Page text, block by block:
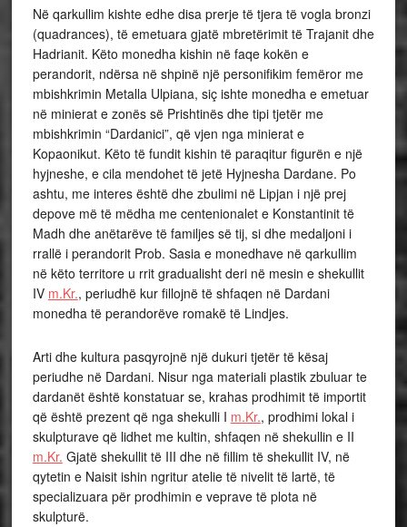
Në qarkullim kishte edhe disa prerje të tjera të vogla bronzi
(quadrances), të emetuara gjatë mbretërimit të Trajanit dhe
Hadrianit. Këto monedha kishin në faqe kokën e
perandorit, ndërsa në shpinë një personifikim femëror me
mbishkrimin Metalla Ulpiana, siç ishte monedha e emetuar
në minierat e zonës së Prishtinës dhe tipi tjetër me
mbishkrimin “Dardanici”, që vjen nga minierat e
Kopaonikut. Këto të fundit kishin të paraqitur figurën e një
hyjneshe, e cila mendohet të jetë Hyjnesha Dardane. Po
ashtu, me interes është dhe zbulimi në Lipjan i një prej
depove më të mëdha me centenionalet e Konstantinit të
Madh dhe anëtarëve të familjes së tij, si dhe medaljoni i
rrallë i perandorit Prob. Sasia e monedhave në qarkullim
në këto territore u rrit gradualisht deri në mesin e shekullit
IV m.Kr., periudhë kur fillojnë të shfaqen në Dardani
monedha të perandorëve romakë të Lindjes.
Arti dhe kultura pasqyrojnë një dukuri tjetër të kësaj
periudhe në Dardani. Nisur nga materiali plastik zbuluar te
dardanët është konstatuar se, krahas prodhimit të importit
që është prezent që nga shekulli I m.Kr., prodhimi lokal i
skulpturave që lidhet me kultin, shfaqen në shekullin e II
m.Kr. Gjatë shekullit të III dhe në fillim të shekullit IV, në
qytetin e Naisit ishin ngritur atelie të nivelit të lartë, të
specializuara për prodhimin e veprave të plota në
skulpturë.